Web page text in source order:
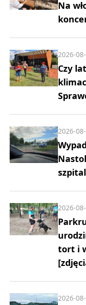
Na
Czy
2026-
2026-
tort i
2026-
2026-